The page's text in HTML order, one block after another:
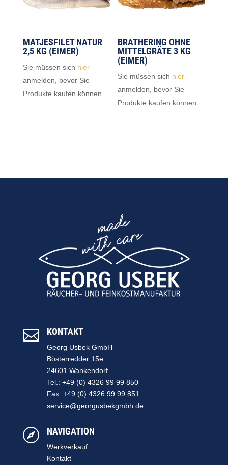
MATJESFILET NATUR
2,5 KG (EIMER)
Sie müssen sich hier
anmelden, bevor Sie
Produkte kaufen können
BRATHERING OHNE
MITTELGRÄTE 3 KG
(EIMER)
Sie müssen sich hier
anmelden, bevor Sie
Produkte kaufen können
 KONTAKT
Georg Usbek GmbH
Bösterredder 15e
24601 Wankendorf
Tel.: +49 (0) 4326 99 99 850
Fax: +49 (0) 4326 99 99 851
service@georgusbekgmbh.de
 NAVIGATION
Werkverkauf
Kontakt